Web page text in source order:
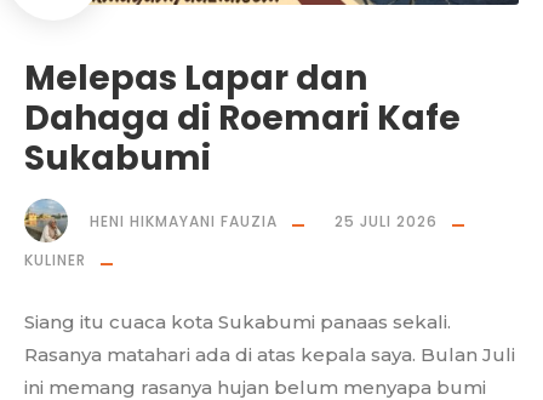
Melepas Lapar dan
Dahaga di Roemari Kafe
Sukabumi
HENI HIKMAYANI FAUZIA
25 JULI 2026
KULINER
Siang itu cuaca kota Sukabumi panaas sekali.
Rasanya matahari ada di atas kepala saya. Bulan Juli
ini memang rasanya hujan belum menyapa bumi